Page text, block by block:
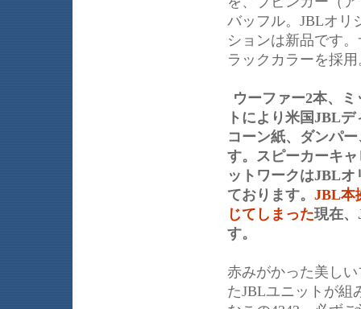
バッフル。JBLオリ
ションは新品です
ラックカラーを採用
ウーファー2本、
トにより米国JBL
コーン紙、ダンパ
す。スピーカーキ
ットワークはJBLオ
ております。 JBL本
じてしまった現在
す。
赤みがかった美し
たJBLユニットが組